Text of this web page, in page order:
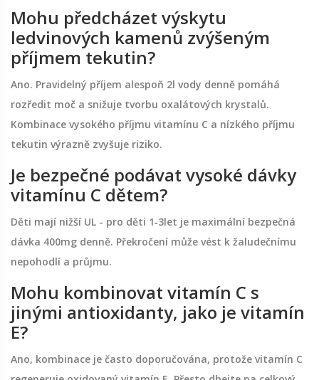
Mohu předcházet výskytu
ledvinových kamenů zvýšeným
příjmem tekutin?
Ano. Pravidelný příjem alespoň 2l vody denně pomáhá
rozředit moč a snižuje tvorbu oxalátových krystalů.
Kombinace vysokého příjmu vitamínu C a nízkého příjmu
tekutin výrazně zvyšuje riziko.
Je bezpečné podávat vysoké dávky
vitamínu C dětem?
Děti mají nižší UL - pro děti 1‑3let je maximální bezpečná
dávka 400mg denně. Překročení může vést k žaludečnímu
nepohodlí a průjmu.
Mohu kombinovat vitamín C s
jinými antioxidanty, jako je vitamín
E?
Ano, kombinace je často doporučována, protože vitamín C